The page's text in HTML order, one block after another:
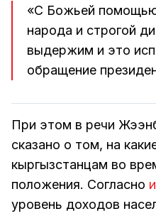
«С Божьей
народа и строгой
выдержим и это
обращение
При этом в речи
сказано о том, на
кыргызстанцам во
положения. Согласно
уровень доходов